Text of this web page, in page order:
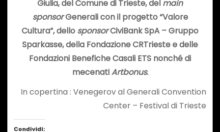
Giulia, del Comune di Trieste, del main
sponsorGeneralicon il progetto “Valore
Cultura”,dello sponsorCiviBank SpA – Gruppo
Sparkasse, della Fondazione CRTrieste e delle
Fondazioni Benefiche Casali ETS nonché di
mecenatiArtbonus.
In copertina : Venegerov al Generali Convention
Center – Festival di Trieste
Condividi: